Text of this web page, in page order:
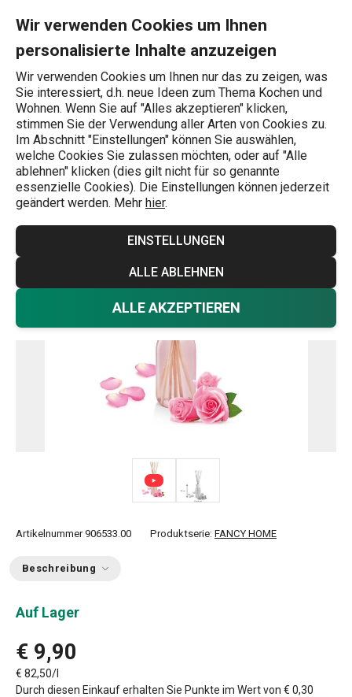
Wir verwenden Cookies um Ihnen
personalisierte Inhalte anzuzeigen
Wir verwenden Cookies um Ihnen nur das zu zeigen, was
Sie interessiert, d.h. neue Ideen zum Thema Kochen und
Wohnen. Wenn Sie auf "Alles akzeptieren" klicken,
stimmen Sie der Verwendung aller Arten von Cookies zu.
Im Abschnitt "Einstellungen" können Sie auswählen,
welche Cookies Sie zulassen möchten, oder auf "Alle
ablehnen" klicken (dies gilt nicht für so genannte
essenzielle Cookies). Die Einstellungen können jederzeit
geändert werden. Mehr hier.
EINSTELLUNGEN
ALLE ABLEHNEN
ALLE AKZEPTIEREN
Wonach suchen Sie?
Duftspender
Duftspender FANCY HOME 120 ml,
Rosenblüten
Artikelnummer 906533.00 Produktserie: FANCY HOME
Beschreibung
Auf Lager
€ 9,90
€ 82,50/l
Durch diesen Einkauf erhalten Sie Punkte im Wert von € 0,30